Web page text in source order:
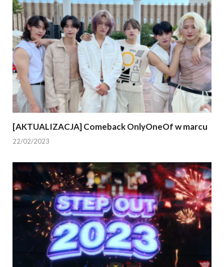
[AKTUALIZACJA] Comeback OnlyOneOf w marcu
22/02/2023